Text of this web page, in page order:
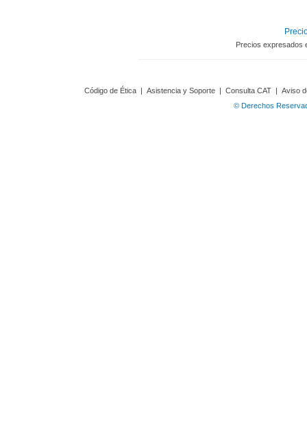
Precios expresados
Código de Ética | Asistencia y Soporte | Consulta CAT | Aviso
© Derechos